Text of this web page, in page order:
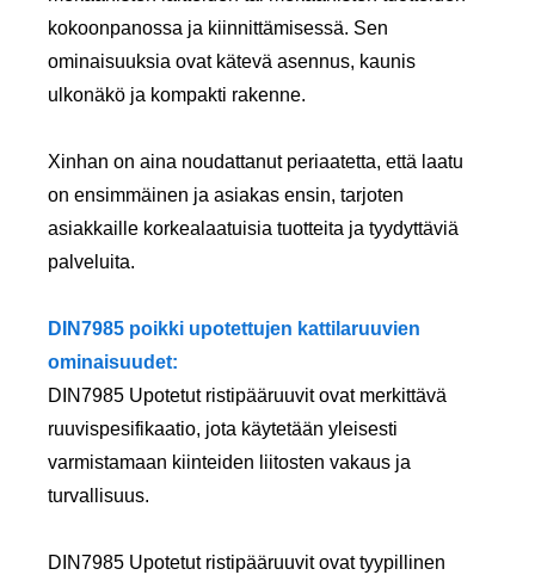
kokoonpanossa ja kiinnittämisessä. Sen
ominaisuuksia ovat kätevä asennus, kaunis
ulkonäkö ja kompakti rakenne.
Xinhan on aina noudattanut periaatetta, että laatu
on ensimmäinen ja asiakas ensin, tarjoten
asiakkaille korkealaatuisia tuotteita ja tyydyttäviä
palveluita.
DIN7985 poikki upotettujen kattilaruuvien
ominaisuudet:
DIN7985 Upotetut ristipääruuvit ovat merkittävä
ruuvispesifikaatio, jota käytetään yleisesti
varmistamaan kiinteiden liitosten vakaus ja
turvallisuus.
DIN7985 Upotetut ristipääruuvit ovat tyypillinen